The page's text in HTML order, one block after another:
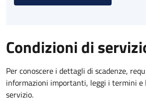
Condizioni di
Per conoscere i dettagli di scadenze,
informazioni importanti, leggi i termini e
servizio.